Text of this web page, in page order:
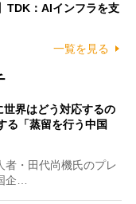
TDK：AIインフラを支
一覧を見る
界はどう対応するの
「蒸留を行う中国
・田代尚機氏のプレ
企…